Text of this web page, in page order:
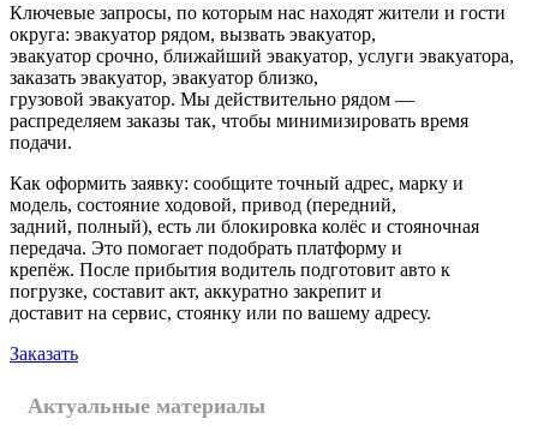
Ключевые запросы, по которым нас находят жители и гости
округа: эвакуатор рядом, вызвать эвакуатор,
эвакуатор срочно, ближайший эвакуатор, услуги эвакуатора,
заказать эвакуатор, эвакуатор близко,
грузовой эвакуатор. Мы действительно рядом —
распределяем заказы так, чтобы минимизировать время
подачи.
Как оформить заявку: сообщите точный адрес, марку и
модель, состояние ходовой, привод (передний,
задний, полный), есть ли блокировка колёс и стояночная
передача. Это помогает подобрать платформу и
крепёж. После прибытия водитель подготовит авто к
погрузке, составит акт, аккуратно закрепит и
доставит на сервис, стоянку или по вашему адресу.
Заказать
Актуальные материалы